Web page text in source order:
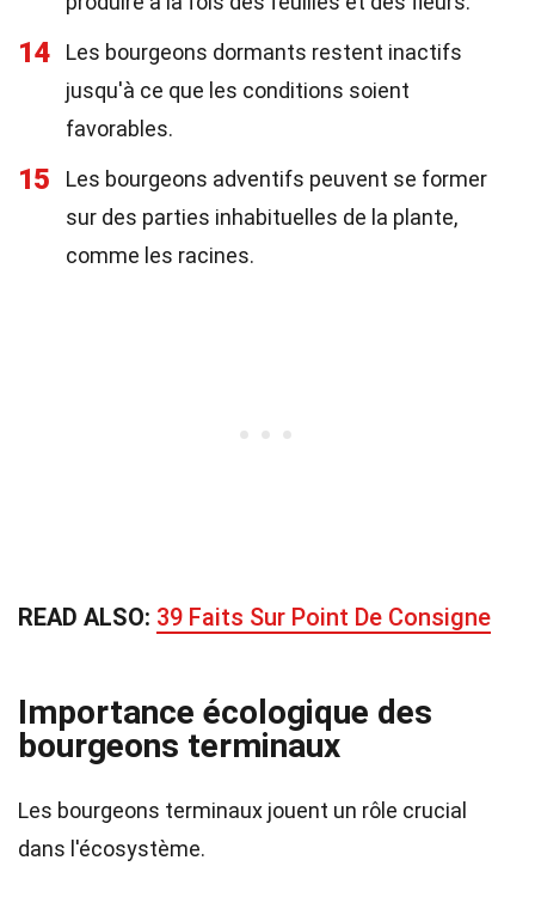
14
Les bourgeons dormants restent inactifs
jusqu'à ce que les conditions soient
favorables.
15
Les bourgeons adventifs peuvent se former
sur des parties inhabituelles de la plante,
comme les racines.
READ ALSO: 39 Faits Sur Point De Consigne
Importance écologique des
bourgeons terminaux
Les bourgeons terminaux jouent un rôle crucial
dans l'écosystème.